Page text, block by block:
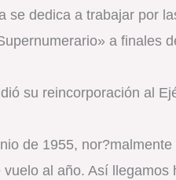
dedica a trabajar por
a finales
su reincorporación al
de 1955,
al año. Así